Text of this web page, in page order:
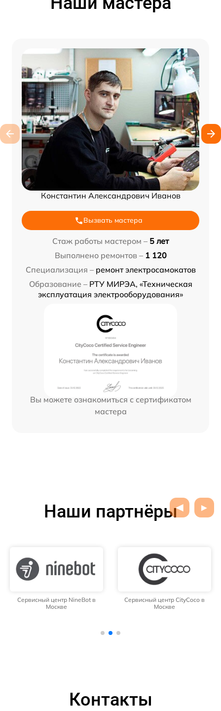
Константин Александрович Иванов
Вызвать мастера
Стаж работы мастером – 5 лет
Выполнено ремонтов – 1 120
Специализация – ремонт электросамокатов
Образование – РТУ МИРЭА, «Техническая
эксплуатация электрооборудования»
Вы можете ознакомиться с сертификатом
мастера
Наши партнёры
Сервисный центр NineBot в
Москве
Сервисный центр CityCoco в
Москве
Контакты